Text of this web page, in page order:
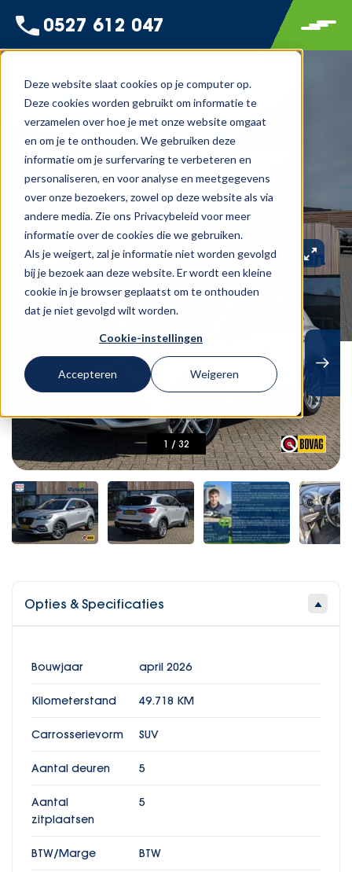
Deze website slaat cookies op je computer op.
Deze cookies worden gebruikt om informatie te
verzamelen over hoe je met onze website omgaat
en om je te onthouden. We gebruiken deze
informatie om je surfervaring te verbeteren en
personaliseren, en voor analyse en meetgegevens
over onze bezoekers, zowel op deze website als via
andere media. Zie ons Privacybeleid voor meer
informatie over de cookies die we gebruiken.
Als je weigert, zal je informatie niet worden gevolgd
bij je bezoek aan deze website. Er wordt een kleine
cookie in je browser geplaatst om te onthouden
dat je niet gevolgd wilt worden.
Cookie-instellingen
Accepteren Weigeren
0527 612 047
Terug naar overzicht
1 / 32
Opties & Specificaties
Bouwjaar april 2026
Kilometerstand 49.718 KM
Carrosserievorm SUV
Aantal deuren 5
Aantal
zitplaatsen
5
BTW/Marge BTW